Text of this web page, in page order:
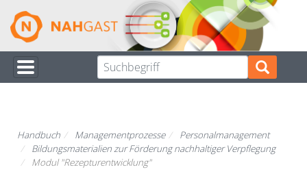
Direkt
zum
Inhalt
Handbuch Managementprozesse
Personalmanagement
Bildungsmaterialien zur Förderung nachhaltiger Verpflegung
Modul "Rezepturentwicklung"